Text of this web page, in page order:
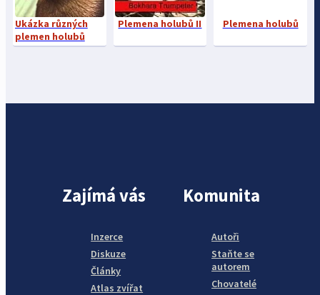
Ukázka různých
plemen holubů
Plemena holubů II Plemena holubů
Zajímá vás
Inzerce
Diskuze
Články
Atlas zvířat
Komunita
Autoři
Staňte se
autorem
Chovatelé